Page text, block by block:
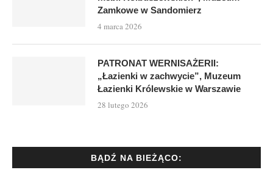
Zamkowe w Sandomierz
4 marca 2026
PATRONAT WERNISAŻERII:
„Łazienki w zachwycie”, Muzeum
Łazienki Królewskie w Warszawie
28 lutego 2026
BĄDŹ NA BIEŻĄCO: